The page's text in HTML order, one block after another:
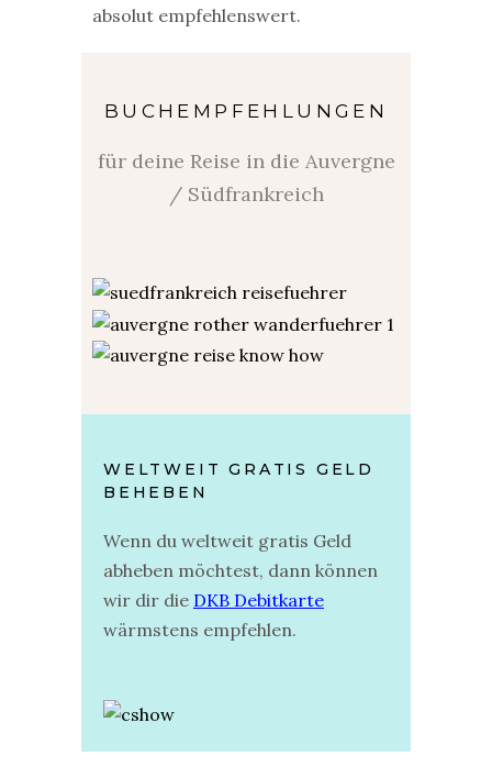
absolut empfehlenswert.
BUCHEMPFEHLUNGEN
für deine Reise in die Auvergne
/ Südfrankreich
WELTWEIT GRATIS GELD
BEHEBEN
Wenn du weltweit gratis Geld
abheben möchtest, dann können
wir dir die DKB Debitkarte
wärmstens empfehlen.